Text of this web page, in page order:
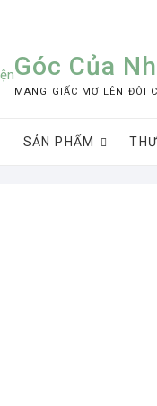
Góc Của
MANG GIẤC MƠ LÊN ĐÔI
SẢN PHẨM